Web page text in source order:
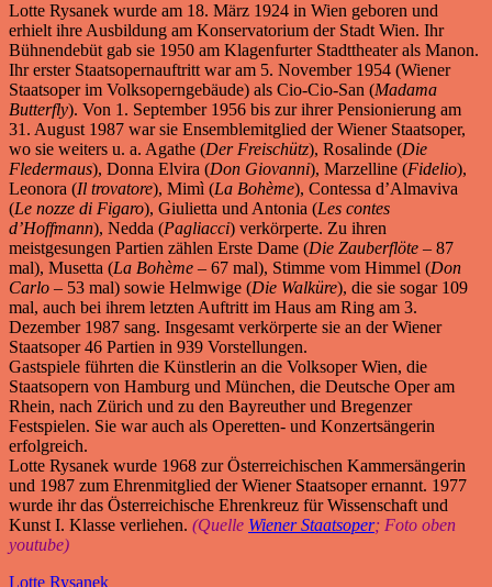
Lotte Rysanek wurde am 18. März 1924 in Wien geboren und
erhielt ihre Ausbildung am Konservatorium der Stadt Wien. Ihr
Bühnendebüt gab sie 1950 am Klagenfurter Stadttheater als Manon.
Ihr erster Staatsopernauftritt war am 5. November 1954 (Wiener
Staatsoper im Volksoperngebäude) als Cio-Cio-San (Madama
Butterfly). Von 1. September 1956 bis zur ihrer Pensionierung am
31. August 1987 war sie Ensemblemitglied der Wiener Staatsoper,
wo sie weiters u. a. Agathe (Der Freischütz), Rosalinde (Die
Fledermaus), Donna Elvira (Don Giovanni), Marzelline (Fidelio),
Leonora (Il trovatore), Mimì (La Bohème), Contessa d’Almaviva
(Le nozze di Figaro), Giulietta und Antonia (Les contes
d’Hoffmann), Nedda (Pagliacci) verkörperte. Zu ihren
meistgesungen Partien zählen Erste Dame (Die Zauberflöte – 87
mal), Musetta (La Bohème – 67 mal), Stimme vom Himmel (Don
Carlo – 53 mal) sowie Helmwige (Die Walküre), die sie sogar 109
mal, auch bei ihrem letzten Auftritt im Haus am Ring am 3.
Dezember 1987 sang. Insgesamt verkörperte sie an der Wiener
Staatsoper 46 Partien in 939 Vorstellungen.
Gastspiele führten die Künstlerin an die Volksoper Wien, die
Staatsopern von Hamburg und München, die Deutsche Oper am
Rhein, nach Zürich und zu den Bayreuther und Bregenzer
Festspielen. Sie war auch als Operetten- und Konzertsängerin
erfolgreich.
Lotte Rysanek wurde 1968 zur Österreichischen Kammersängerin
und 1987 zum Ehrenmitglied der Wiener Staatsoper ernannt. 1977
wurde ihr das Österreichische Ehrenkreuz für Wissenschaft und
Kunst I. Klasse verliehen. (Quelle Wiener Staatsoper; Foto oben
youtube)
Lotte Rysanek